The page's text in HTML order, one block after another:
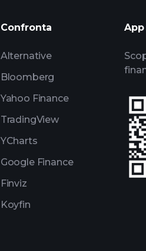
listas de
Confronta
Alternative
Bloomberg
Yahoo Finance
TradingView
YCharts
Google Finance
Finviz
Koyfin